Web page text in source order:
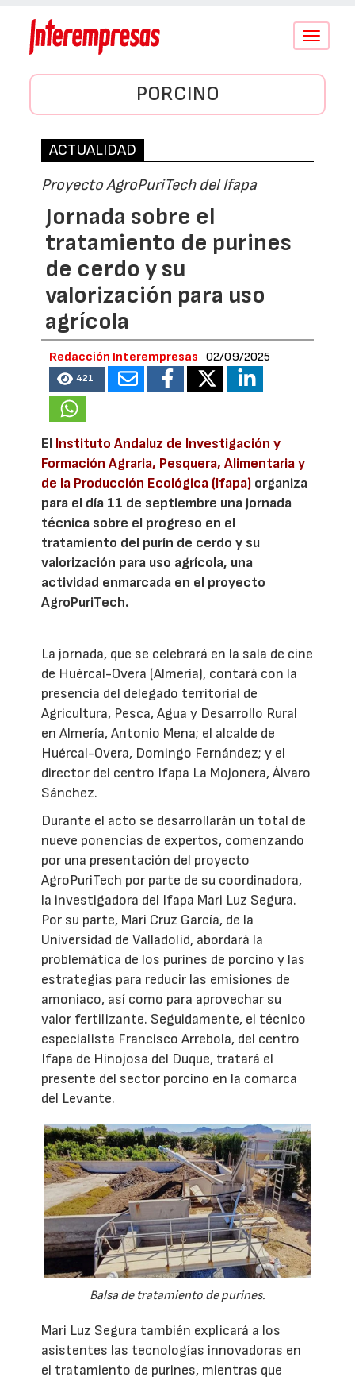
Conmutar
PORCINO
ACTUALIDAD
Proyecto AgroPuriTech del Ifapa
Jornada sobre el
tratamiento de purines
de cerdo y su
valorización para uso
agrícola
Redacción Interempresas 02/09/2025
421
El Instituto Andaluz de Investigación y
Formación Agraria, Pesquera, Alimentaria y
de la Producción Ecológica (Ifapa) organiza
para el día 11 de septiembre una jornada
técnica sobre el progreso en el
tratamiento del purín de cerdo y su
valorización para uso agrícola, una
actividad enmarcada en el proyecto
AgroPuriTech.
La jornada, que se celebrará en la sala de cine
de Huércal-Overa (Almería), contará con la
presencia del delegado territorial de
Agricultura, Pesca, Agua y Desarrollo Rural
en Almería, Antonio Mena; el alcalde de
Huércal-Overa, Domingo Fernández; y el
director del centro Ifapa La Mojonera, Álvaro
Sánchez.
Durante el acto se desarrollarán un total de
nueve ponencias de expertos, comenzando
por una presentación del proyecto
AgroPuriTech por parte de su coordinadora,
la investigadora del Ifapa Mari Luz Segura.
Por su parte, Mari Cruz García, de la
Universidad de Valladolid, abordará la
problemática de los purines de porcino y las
estrategias para reducir las emisiones de
amoniaco, así como para aprovechar su
valor fertilizante. Seguidamente, el técnico
especialista Francisco Arrebola, del centro
Ifapa de Hinojosa del Duque, tratará el
presente del sector porcino en la comarca
del Levante.
Balsa de tratamiento de purines.
Mari Luz Segura también explicará a los
asistentes las tecnologías innovadoras en
el tratamiento de purines, mientras que